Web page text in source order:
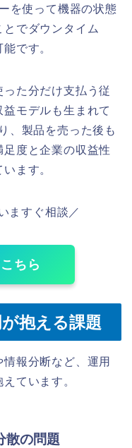
を使って機器の状態
でダウンタイム
です。
た分だけ支払う従
モデルも生まれて
、製品を売った後も
度と企業の収益性
ます。
ますぐ相談／
ちら
抱える課題
報分断など、運用
ています。
散の問題